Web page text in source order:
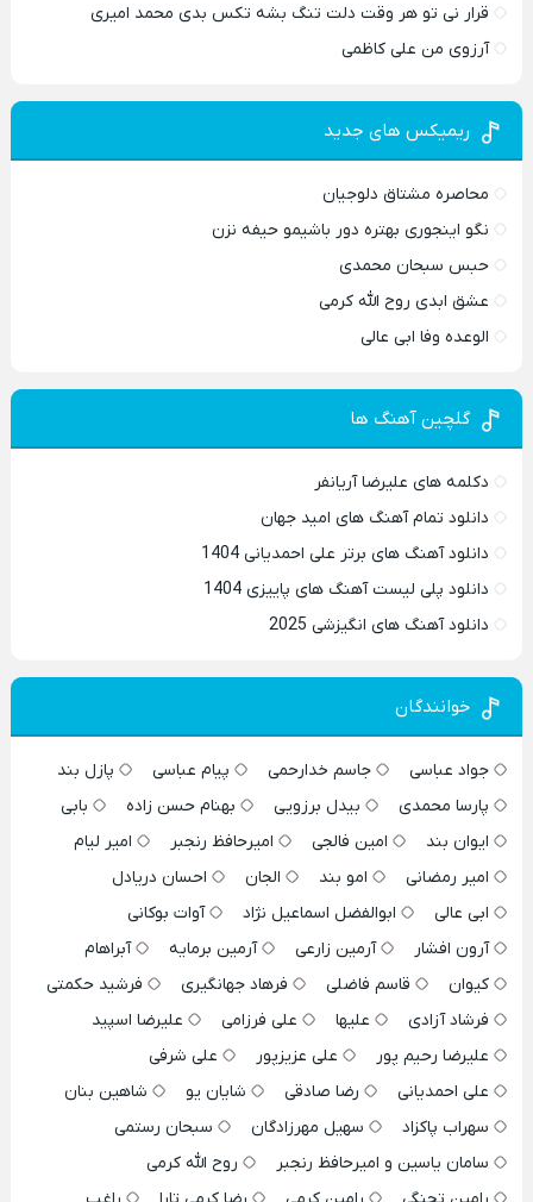
قرار نی تو هر وقت دلت تنگ بشه تکس بدی محمد امیری
آرزوی من علی کاظمی
ریمیکس های جدید
محاصره مشتاق دلوجیان
نگو اینجوری بهتره دور باشیمو حیفه نزن
حبس سبحان محمدی
عشق ابدی روح الله کرمی
الوعده وفا ابی عالی
گلچین آهنگ ها
دکلمه های علیرضا آریانفر
دانلود تمام آهنگ های امید جهان
دانلود آهنگ های برتر علی احمدیانی 1404
دانلود پلی لیست آهنگ های پاییزی 1404
دانلود آهنگ های انگیزشی 2025
خوانندگان
جواد عباسی جاسم خدارحمی پیام عباسی
پازل بند
پارسا محمدی
بیدل برزویی بهنام حسن زاده
بابی
ایوان بند
امین فالجی امیرحافظ رنجبر
امیر لیام
امیر رمضانی
امو بند الجان
احسان دریادل
ابی عالی
ابوالفضل اسماعیل نژاد
آوات بوکانی
آرون افشار
آرمین زارعی آرمین برمایه
آبراهام
کیوان
قاسم فاضلی فرهاد جهانگیری
فرشید حکمتی
فرشاد آزادی
علیها علی فرزامی
علیرضا اسپید
علیرضا رحیم پور
علی عزیزپور
علی شرفی
علی احمدیانی
رضا صادقی شایان یو
شاهین بنان
سهراب پاکزاد
سهیل مهرزادگان
سبحان رستمی
سامان یاسین و امیرحافظ رنجبر
روح الله کرمی